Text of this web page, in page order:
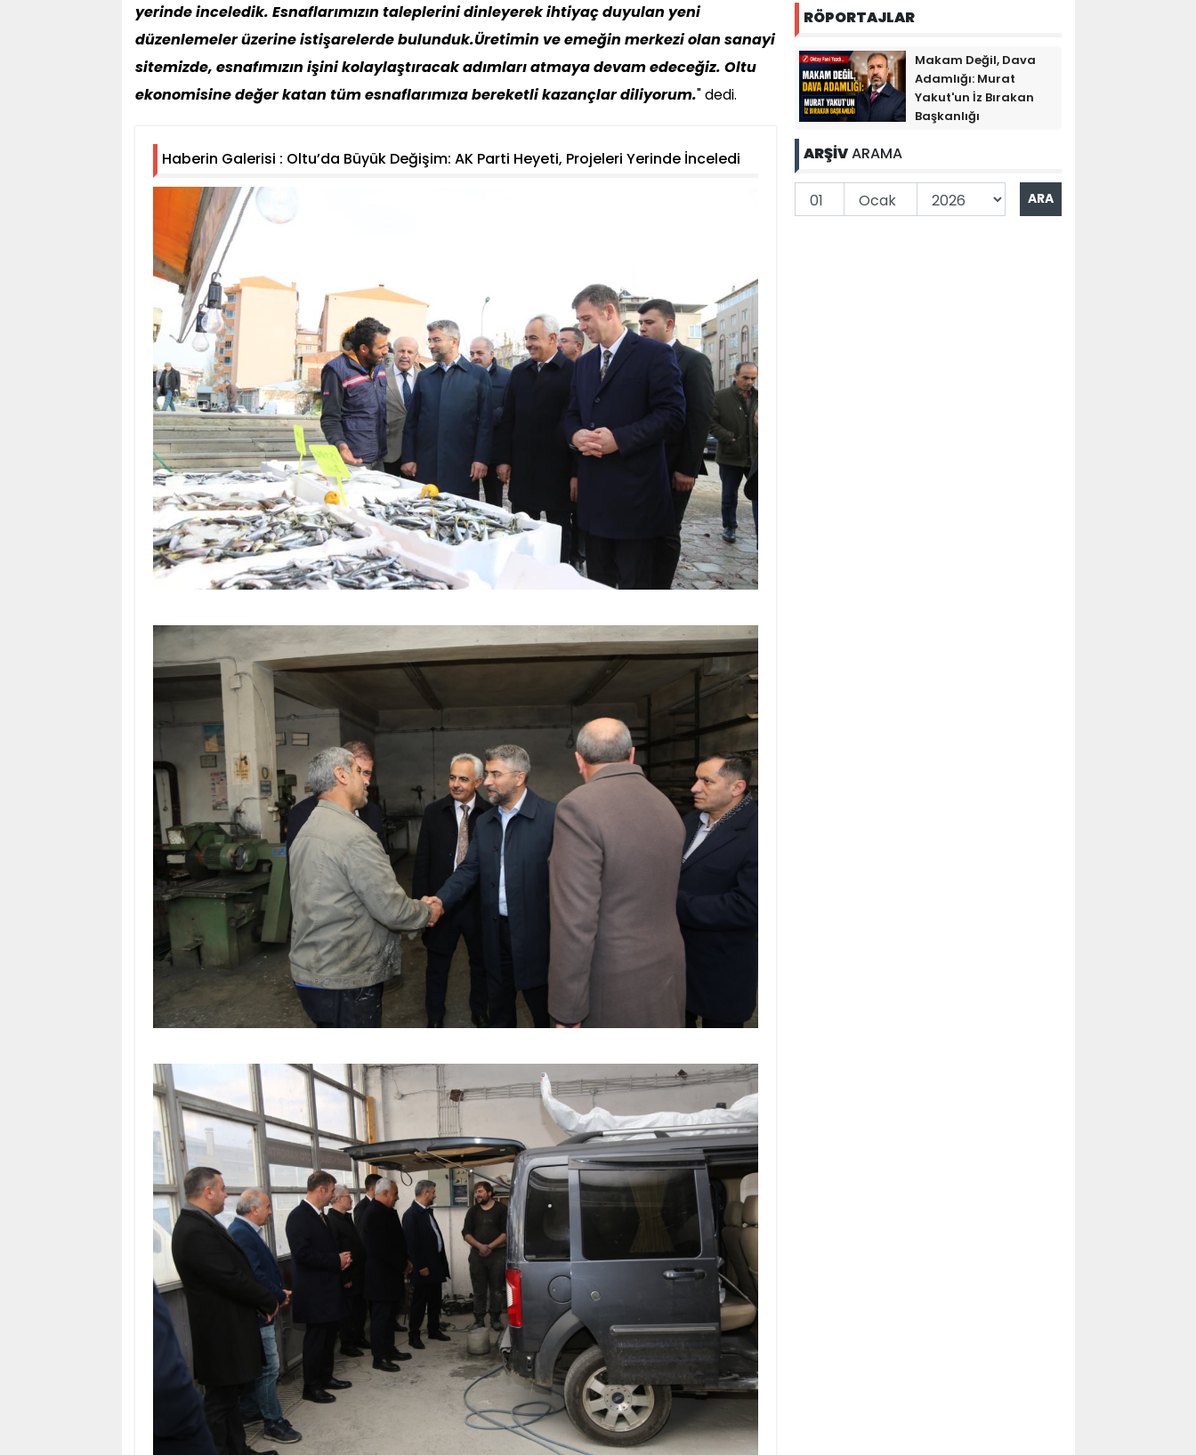
yerinde inceledik. Esnaflarımızın taleplerini dinleyerek ihtiyaç duyulan yeni
düzenlemeler üzerine istişarelerde bulunduk.Üretimin ve emeğin merkezi olan sanayi
sitemizde, esnafımızın işini kolaylaştıracak adımları atmaya devam edeceğiz. Oltu
ekonomisine değer katan tüm esnaflarımıza bereketli kazançlar diliyorum." dedi.
Haberin Galerisi : Oltu’da Büyük Değişim: AK Parti Heyeti, Projeleri Yerinde İnceledi
RÖPORTAJLAR
Makam Değil, Dava
Adamlığı: Murat
Yakut'un İz Bırakan
Başkanlığı
ARŞİVARAMA